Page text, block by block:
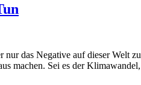
nur das Negative auf dieser Welt
machen. Sei es der